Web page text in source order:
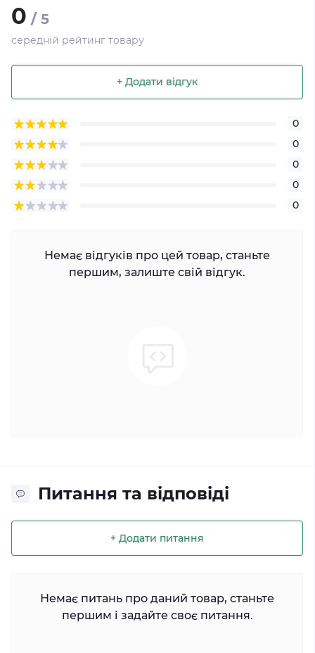
0 / 5
середній рейтинг товару
+ Додати відгук
0
0
0
0
0
Немає відгуків про цей товар, станьте
першим, залиште свій відгук.
Питання та відповіді
+ Додати питання
Немає питань про даний товар, станьте
першим і задайте своє питання.